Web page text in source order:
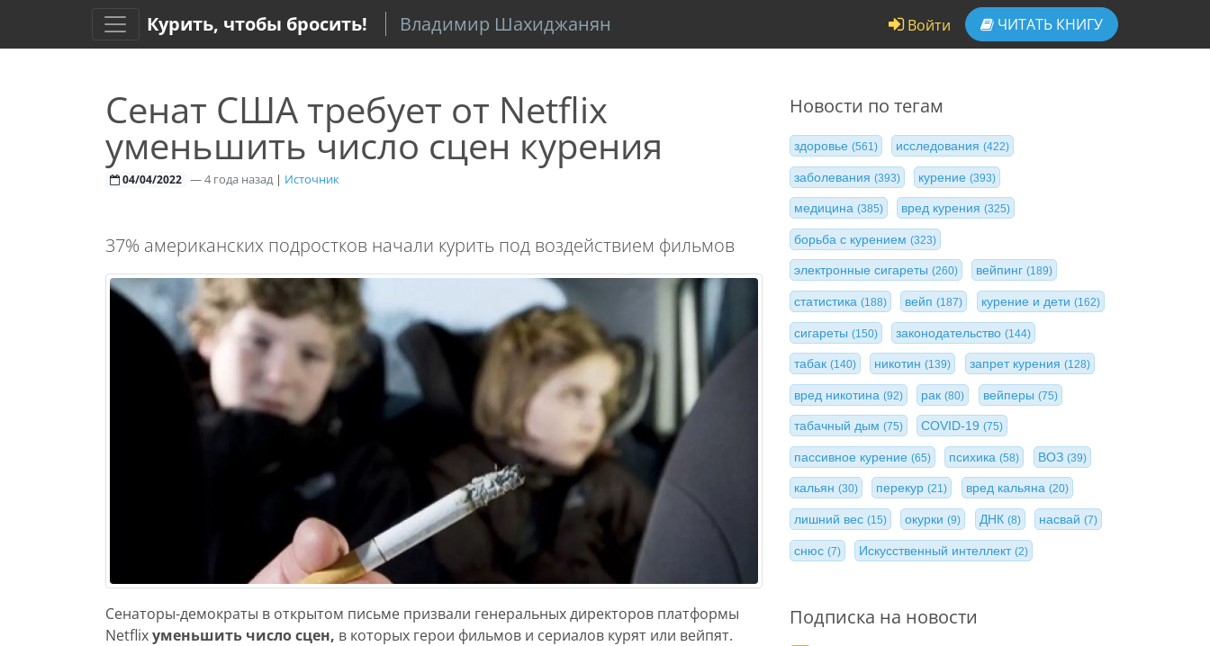
Курить, чтобы бросить! Владимир Шахиджанян Войти ЧИТАТЬ КНИГУ
Сенат США требует от Netflix
уменьшить число сцен курения
04/04/2022 —4 года назад | Источник
37% американских подростков начали курить под воздействием фильмов
Сенаторы-демократы в открытом письме призвали генеральных директоров платформы
Netflixуменьшить число сцен, в которых герои фильмов и сериалов курят или вейпят.
Новости по тегам
здоровье (561) исследования(422)
заболевания (393) курение(393)
медицина (385) вред курения(325)
борьба с курением (323)
электронные сигареты (260) вейпинг(189)
статистика (188) вейп(187) курение и дети (162)
сигареты (150) законодательство(144)
табак (140) никотин(139) запрет курения (128)
вред никотина (92) рак(80) вейперы (75)
табачный дым (75) COVID-19(75)
пассивное курение (65) психика(58) ВОЗ (39)
кальян (30) перекур(21) вред кальяна (20)
лишний вес (15) окурки(9) ДНК (8) насвай(7)
снюс (7) Искусственный интеллект(2)
Подписка на новости